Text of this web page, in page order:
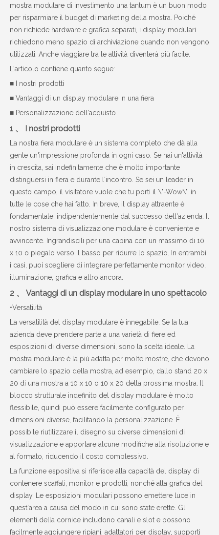
mostra modulare di investimento una tantum è un buon modo
per risparmiare il budget di marketing della mostra. Poiché
non richiede hardware e grafica separati, i display modulari
richiedono meno spazio di archiviazione quando non vengono
utilizzati. Anche viaggiare tra le attività diventerà più facile.
L'articolo contiene quanto segue:
■ I nostri prodotti
■ Vantaggi di un display modulare in una fiera
■ Personalizzazione dell'acquisto
1 、 I nostri prodotti
La nostra fiera modulare è un sistema completo che dà alla
gente un'impressione profonda in ogni caso. Se hai un'attività
in crescita, sai indefinitamente che è molto importante
distinguersi in fiera e durante l'incontro. Se sei un leader in
questo campo, il visitatore vuole che tu porti il ​​\"-Wow\". in
tutte le cose che hai fatto. In breve, il display attraente è
fondamentale, indipendentemente dal successo dell'azienda. Il
nostro sistema di visualizzazione modulare è conveniente e
avvincente. Ingrandiscili per una cabina con un massimo di 10
x 10 o piegalo verso il basso per ridurre lo spazio. In entrambi
i casi, puoi scegliere di integrare perfettamente monitor video,
illuminazione, grafica e altro ancora.
2 、 Vantaggi di un display modulare in uno spettacolo
•Versatilità
La versatilità del display modulare è innegabile. Se la tua
azienda deve prendere parte a una varietà di fiere ed
esposizioni di diverse dimensioni, sono la scelta ideale. La
mostra modulare è la più adatta per molte mostre, che devono
cambiare lo spazio della mostra, ad esempio, dallo stand 20 x
20 di una mostra a 10 x 10 o 10 x 20 della prossima mostra. Il
blocco strutturale indefinito del display modulare è molto
flessibile, quindi può essere facilmente configurato per
dimensioni diverse, facilitando la personalizzazione. È
possibile riutilizzare il disegno su diverse dimensioni di
visualizzazione e apportare alcune modifiche alla risoluzione e
al formato, riducendo il costo complessivo.
La funzione espositiva si riferisce alla capacità del display di
contenere scaffali, monitor e prodotti, nonché alla grafica del
display. Le esposizioni modulari possono emettere luce in
quest'area a causa del modo in cui sono state erette. Gli
elementi della cornice includono canali e slot e possono
facilmente aggiungere ripiani, adattatori per display, supporti